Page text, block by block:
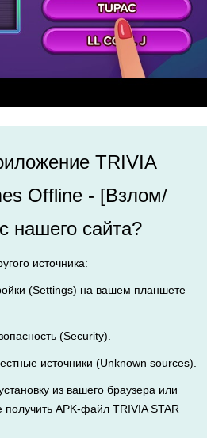
TRIVIA
Offline - [Взлом/
нашего сайта?
источника:
(Settings) на вашем планшете
(Security).
источники (Unknown sources).
из вашего браузера или
получить APK-файл TRIVIA STAR